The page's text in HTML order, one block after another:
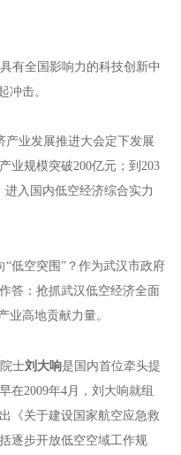
有全国影响力的科技创新中
冲击。
产业发展推进大会定下发展
业规模突破200亿元；到203
入国内低空经济综合实力
低空突围”？作为武汉市政府
答：抢抓武汉低空经济全面
业高地贡献力量。
士刘大响是国内首位牵头提
在2009年4月，刘大响就组
《关于建设国家航空应急救
逐步开放低空空域工作规